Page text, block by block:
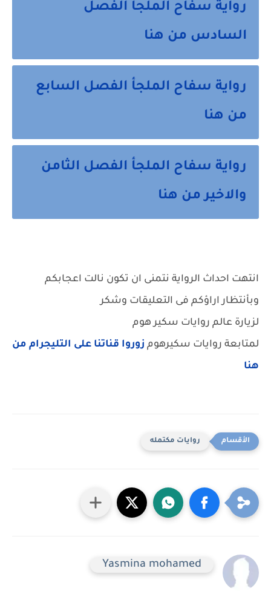
رواية سفاح الملجأ الفصل
السادس من هنا
رواية سفاح الملجأ الفصل السابع
من هنا
رواية سفاح الملجأ الفصل الثامن
والاخير من هنا
انتهت احداث الرواية نتمنى ان تكون نالت اعجابكم
وبأنتظار اراؤكم فى التعليقات وشكر
لزيارة عالم روايات سكير هوم
لمتابعة روايات سكيرهوم زوروا قناتنا على التليجرام من
هنا
روايات مكتمله
Yasmina mohamed